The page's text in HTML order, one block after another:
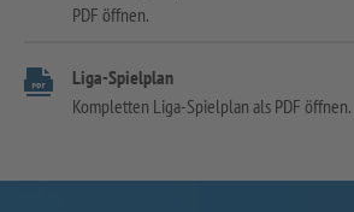
PDF öffnen.
Liga-Spielplan
Kompletten Liga-Spielplan als PDF öffnen.